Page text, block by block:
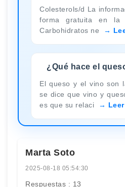
Colesterols/d La
forma gratuita en la
Carbohidratos ne
¿Qué hace el
El queso y el vino son
se dice que vino y
es que su relaci
Marta Soto
2025-08-18 05:54:30
Respuestas : 13